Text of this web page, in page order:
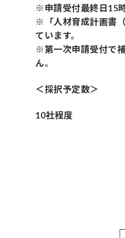
※申請受付最終日15
※「人材育成計画書
ています。
※第一次申請受付で
ん。
＜採択予定数＞
10社程度